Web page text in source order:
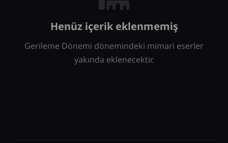
Henüz içerik eklenmemiş
Gerileme Dönemi dönemindeki mimari eserler
yakında eklenecektir.